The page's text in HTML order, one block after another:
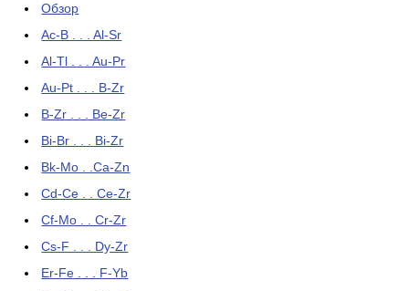
Обзор
Ac-B . . . Al-Sr
Al-Tl . . . Au-Pr
Au-Pt . . . B-Zr
B-Zr . . . Be-Zr
Bi-Br . . . Bi-Zr
Bk-Mo . .Ca-Zn
Cd-Ce . . Ce-Zr
Cf-Mo . . Cr-Zr
Cs-F . . . Dy-Zr
Er-Fe . . . F-Yb